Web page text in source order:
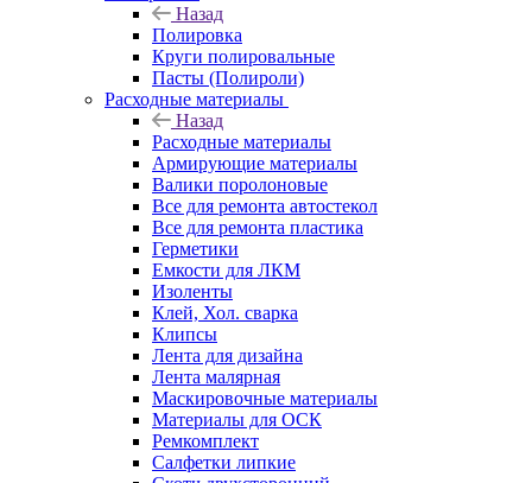
Назад
Полировка
Круги полировальные
Пасты (Полироли)
Расходные материалы
Назад
Расходные материалы
Армирующие материалы
Валики поролоновые
Все для ремонта автостекол
Все для ремонта пластика
Герметики
Емкости для ЛКМ
Изоленты
Клей, Хол. сварка
Клипсы
Лента для дизайна
Лента малярная
Маскировочные материалы
Материалы для ОСК
Ремкомплект
Салфетки липкие